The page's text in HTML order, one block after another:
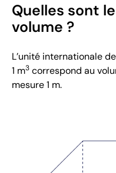
Quelles sont
volume ?
L’unité internationale
1 m3 correspond au
mesure 1 m.